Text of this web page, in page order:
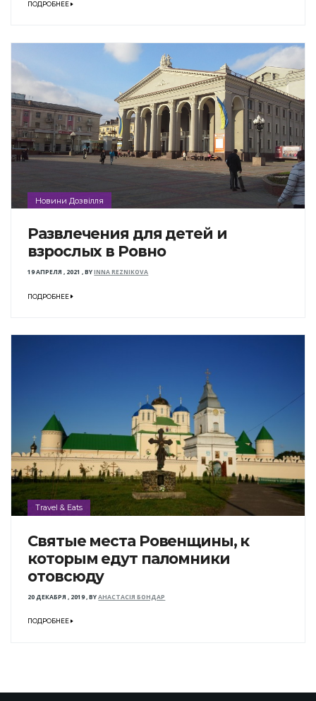
ПОДРОБНЕЕ
Новини Дозвілля
Развлечения для детей и
взрослых в Ровно
19 АПРЕЛЯ , 2021 ,BYINNA REZNIKOVA
ПОДРОБНЕЕ
Travel & Eats
Святые места Ровенщины, к
которым едут паломники
отовсюду
20 ДЕКАБРЯ , 2019,BYАНАСТАСІЯ БОНДАР
ПОДРОБНЕЕ